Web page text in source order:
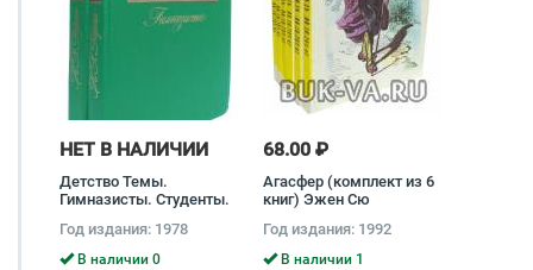
НЕТ В НАЛИЧИИ
Детство Темы.
Гимназисты. Студенты.
2 книг) Николай Гарин-
Михайловский
Год издания: 1978
В наличии 0
68.00 ₽
Агасфер (комплект из 6
книг) Эжен Сю
Год издания: 1992
В наличии 1